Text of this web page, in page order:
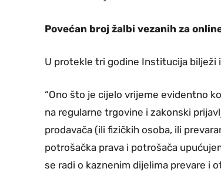
Povećan broj žalbi vezanih za
U protekle tri godine Institucija bilježi
“Ono što je cijelo vrijeme evidentno
na regularne trgovine i zakonski
prodavača (ili fizičkih osoba, ili
potrošačka prava i potrošača
se radi o kaznenim dijelima prevare i